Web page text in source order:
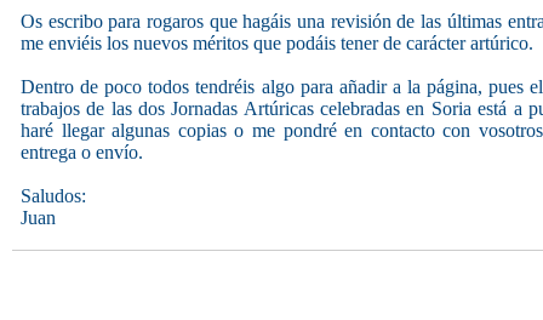
Os escribo para rogaros que hagáis una revisión de las últimas
me enviéis los nuevos méritos que podáis tener de carácter artúrico.
Dentro de poco todos tendréis algo para añadir a la página, pues
trabajos de las dos Jornadas Artúricas celebradas en Soria está a
haré llegar algunas copias o me pondré en contacto con
entrega o envío.
Saludos:
Juan